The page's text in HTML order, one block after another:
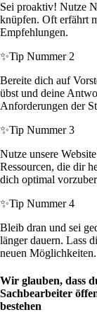
Sei proaktiv! Nutze
knüpfen. Oft erfährt
Empfehlungen.
✨Tip Nummer 2
Bereite dich auf
übst und deine
Anforderungen der
✨Tip Nummer 3
Nutze unsere
Ressourcen, die dir
dich optimal
✨Tip Nummer 4
Bleib dran und sei
länger dauern. Lass
neuen Möglichkeiten.
Wir glauben, dass
Sachbearbeiter
bestehen